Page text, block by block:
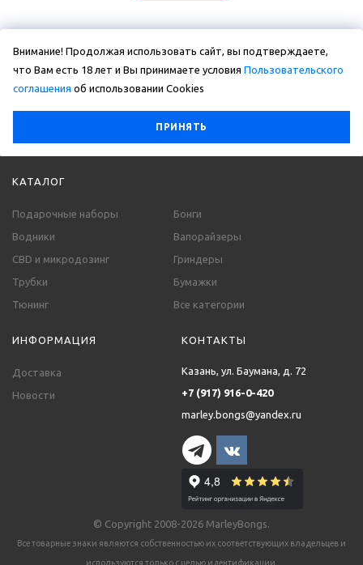
Внимание! Продолжая использовать сайт, вы подтверждаете,
что Вам есть 18 лет и Вы принимаете условия Пользовательского
соглашения об использовании Сookies
ПРИНЯТЬ
КАТАЛОГ
Подарочные наборы
Бонги
Водники
Вапорайзеры
CBD и микродозинг
Гриндеры
Трубки
Бумажки
Тюнинг
Все категории
ИНФОРМАЦИЯ
Доставка
Новости
КОНТАКТЫ
Казань, ул. Баумана, д. 72
+7 (917) 916-0-420
marley.bongs@yandex.ru
© Copyright 2008-2026 MarleyBongs.
Все товарные знаки являются собственностью их соответствующих владельцев и
используются только с целью идентификации.